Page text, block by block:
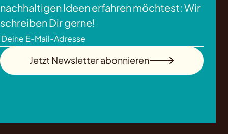
nachhaltigen Ideen erfahren möchtest: Wir
schreiben Dir gerne!
Jetzt Newsletter abonnieren